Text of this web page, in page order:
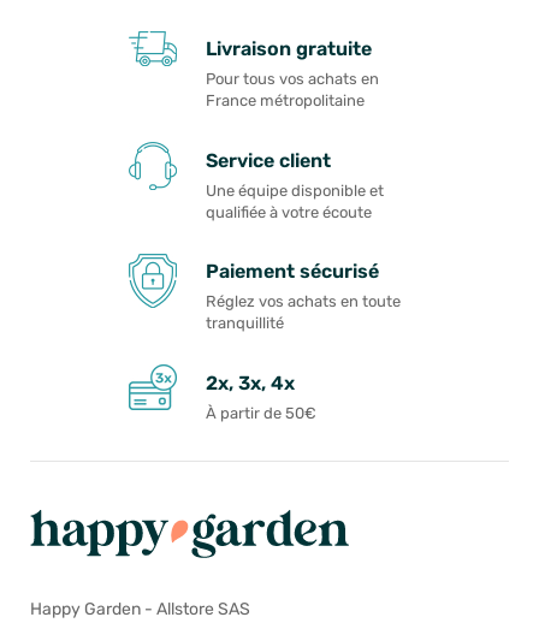
Livraison gratuite
Pour tous vos achats en
France métropolitaine
Service client
Une équipe disponible et
qualifiée à votre écoute
Paiement sécurisé
Réglez vos achats en toute
tranquillité
2x, 3x, 4x
À partir de 50€
Happy Garden - Allstore SAS